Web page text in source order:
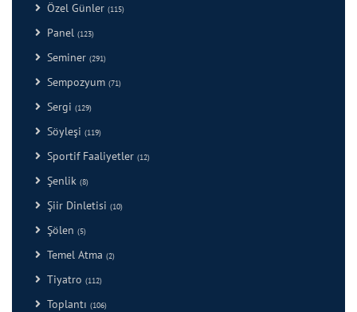
Özel Günler (115)
Panel (123)
Seminer (291)
Sempozyum (71)
Sergi (129)
Söyleşi (119)
Sportif Faaliyetler (12)
Şenlik (8)
Şiir Dinletisi (10)
Şölen (5)
Temel Atma (2)
Tiyatro (112)
Toplantı (106)